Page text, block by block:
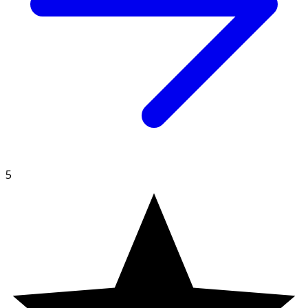
Innehåll
sötningsmedel (maltitoler, sorbitoler, steviolglykosider),
stabiliseringsmedel (gummi arabicum), syra (citronsyra),
citron-koncentrat 1,3%, färgämne (lutein), naturlig arom,
vegetabiliska oljor (kokos, raps), ytbehandlingsmedel
5